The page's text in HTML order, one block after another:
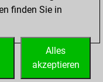
finden Sie in
Alles
akzeptieren